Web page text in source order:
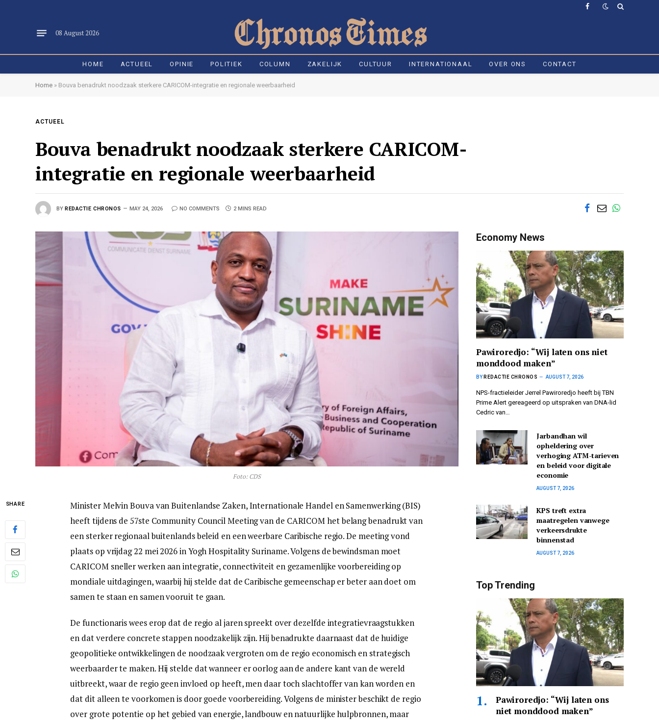
Facebook
08 August 2026
HOME ACTUEEL OPINIE POLITIEK COLUMN ZAKELIJK CULTUUR INTERNATIONAAL OVER ONS CONTACT
Home » Bouva benadrukt noodzaak sterkere CARICOM-integratie en regionale weerbaarheid
ACTUEEL
Bouva benadrukt noodzaak sterkere CARICOM-
integratie en regionale weerbaarheid
BY REDACTIE CHRONOS MAY 24, 2026 NO COMMENTS 2 MINS READ
Foto: CDS
SHARE
Minister Melvin Bouva van Buitenlandse Zaken, Internationale Handel en Samenwerking (BIS)
heeft tijdens de 57ste Community Council Meeting van de CARICOM het belang benadrukt van
een sterker regionaal buitenlands beleid en een weerbare Caribische regio. De meeting vond
plaats op vrijdag 22 mei 2026 in Yogh Hospitality Suriname. Volgens de bewindsman moet
CARICOM sneller werken aan integratie, connectiviteit en gezamenlijke voorbereiding op
mondiale uitdagingen, waarbij hij stelde dat de Caribische gemeenschap er beter aan doet om
samen te staan en samen vooruit te gaan.
De functionaris wees erop dat de regio al jaren spreekt over dezelfde integratievraagstukken
en dat verdere concrete stappen noodzakelijk zijn. Hij benadrukte daarnaast dat de huidige
geopolitieke ontwikkelingen de noodzaak vergroten om de regio economisch en strategisch
weerbaarder te maken. Hij stelde dat wanneer er oorlog aan de andere kant van de wereld
uitbreekt, waar de regio geen invloed op heeft, men daar toch slachtoffer van kan worden en
dat dit alleen te voorkomen is door goede voorbereiding. Volgens de minister beschikt de regio
over grote potentie op het gebied van energie, landbouw en natuurlijke hulpbronnen, maar
Economy News
Pawiroredjo: “Wij laten ons niet
monddood maken”
BY REDACTIE CHRONOS AUGUST 7, 2026
NPS-fractieleider Jerrel Pawiroredjo heeft bij TBN
Prime Alert gereageerd op uitspraken van DNA-lid
Cedric van…
Jarbandhan wil
opheldering over
verhoging ATM-tarieven
en beleid voor digitale
economie
AUGUST 7, 2026
KPS treft extra
maatregelen vanwege
verkeersdrukte
binnenstad
AUGUST 7, 2026
Top Trending
Pawiroredjo: “Wij laten ons
niet monddood maken”